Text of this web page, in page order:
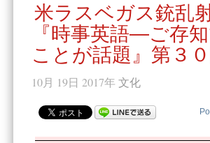
米ラスベガス銃乱
『時事英語―ご存
ことが話題』第３
10月 19日 2017年 文化